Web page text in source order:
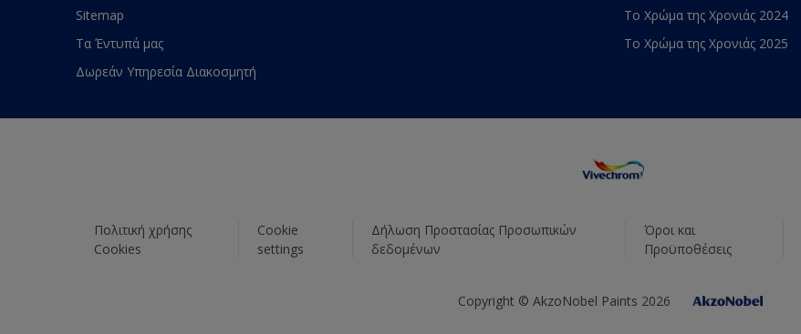
Sitemap
Τα Έντυπά μας
Δωρεάν Υπηρεσία Διακοσμητή
Το Χρώμα της Χρονιάς 2024
Το Χρώμα της Χρονιάς 2025
Πολιτική χρήσης
Cookies
Cookie
settings
Δήλωση Προστασίας Προσωπικών
δεδομένων
Όροι και
Προϋποθέσεις
Copyright © AkzoNobel Paints 2026